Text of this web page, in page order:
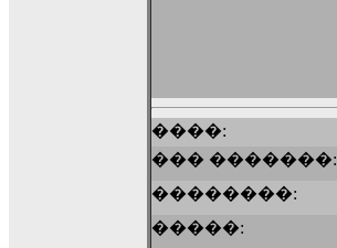
����:
��� �������:
��������:
�����: